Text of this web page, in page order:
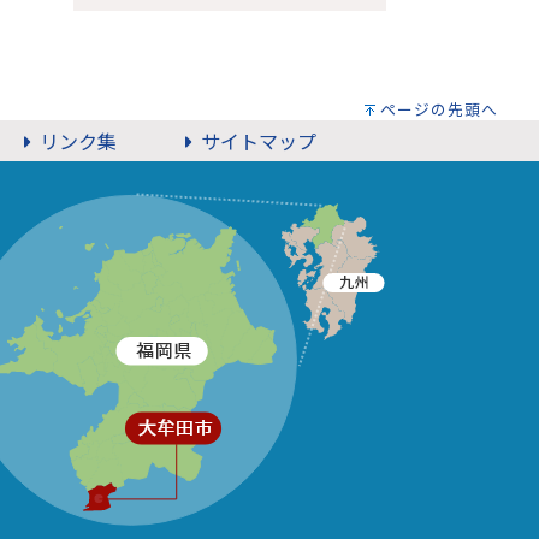
ページの先頭へ
リンク集 サイトマップ